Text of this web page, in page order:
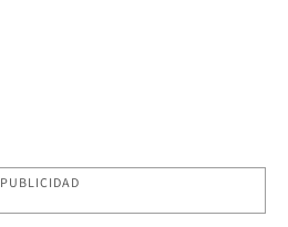
PUBLICIDAD